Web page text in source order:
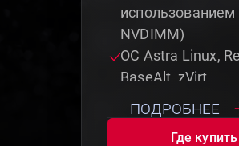
NVDIMM)
ОС Astra Linux,
BaseAlt, zVirt
подробнее
Где купить